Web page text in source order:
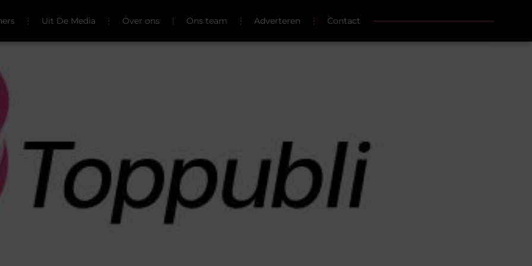
Uit De Media Over ons Ons team Adverteren Contact